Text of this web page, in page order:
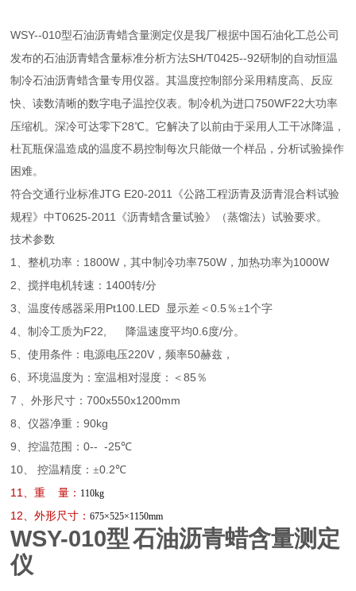
WSY--010型石油沥青蜡含量测定仪是我厂根据中国石油化工总公司
发布的石油沥青蜡含量标准分析方法SH/T0425--92研制的自动恒温
制冷石油沥青蜡含量专用仪器。其温度控制部分采用精度高、反应
快、读数清晰的数字电子温控仪表。制冷机为进口750WF22大功率
压缩机。深冷可达零下28℃。它解决了以前由于采用人工干冰降温，
杜瓦瓶保温造成的温度不易控制每次只能做一个样品，分析试验操作
困难。
符合交通行业标准JTG E20-2011
《公路工程沥青及沥青混合料试验
规程》中T0625-2011
《沥青蜡含量试验》（蒸馏法）试验要求。
技术参数
1 、整机功率： 1800W ，其中制冷功率750W ，加热功率为1000W
2、搅拌电机转速： 1400转/分
3、温度传感器采用 Pt100.LED 显示差＜0.5 ％±1个字
4、制冷工质为F22, 降温速度平均0.6度/分。
5、使用条件：电源电压220V ，频率50赫兹，
6、环境温度为：室温相对湿度：＜85 ％
7 、外形尺寸：700x550x1200mm
8、仪器净重：90kg
9、控温范围：0-- -25℃
10、 控温精度：±0.2℃
11 、重 量： 110kg
12、外形尺寸：675×525×1150mm
WSY-010型 石油沥青蜡含量测定
仪